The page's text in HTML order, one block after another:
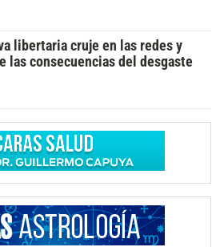
libertaria cruje en las redes y
las consecuencias del desgaste